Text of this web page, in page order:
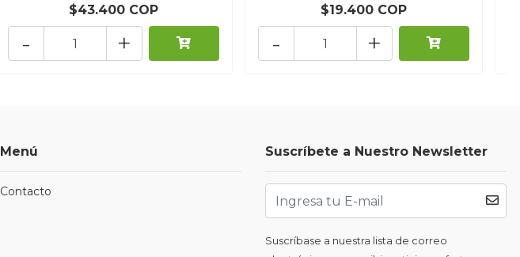
$43.400 COP
+
-
$19.400 COP
+
-
Menú
Contacto
Suscríbete a Nuestro Newsletter
Suscríbase a nuestra lista de correo